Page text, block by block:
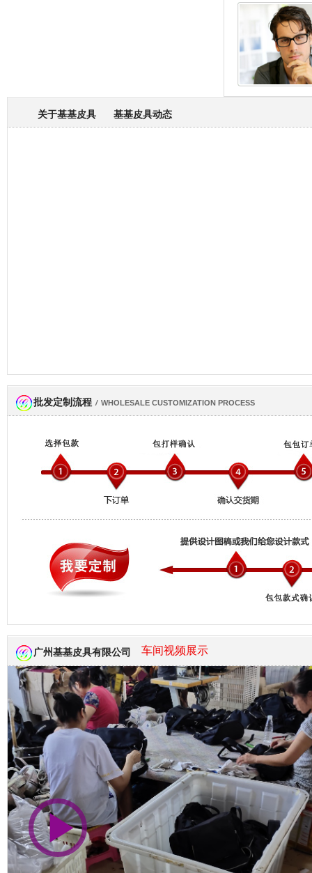
网商会会员
市商会会员单位
关于基基皮具 基基皮具动态
批发定制流程 / WHOLESALE CUSTOMIZATION PROCESS
广州基基皮具有限公司 车间视频展示